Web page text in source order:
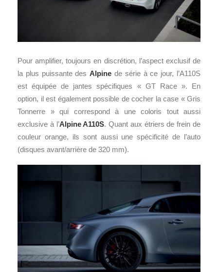
Pour amplifier, toujours en discrétion, l’aspect exclusif de
la plus puissante desAlpine de série à ce jour, l’A110S
est équipée de jantes spécifiques « GT Race ». En
option, il est également possible de cocher la case « Gris
Tonnerre » qui correspond à une coloris tout aussi
exclusive à l’Alpine A110S. Quant aux étriers de frein de
couleur orange, ils sont aussi une spécificité de l’auto
(disques avant/arrière de 320 mm).